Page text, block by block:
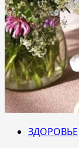
ЗДОРОВЬЕ